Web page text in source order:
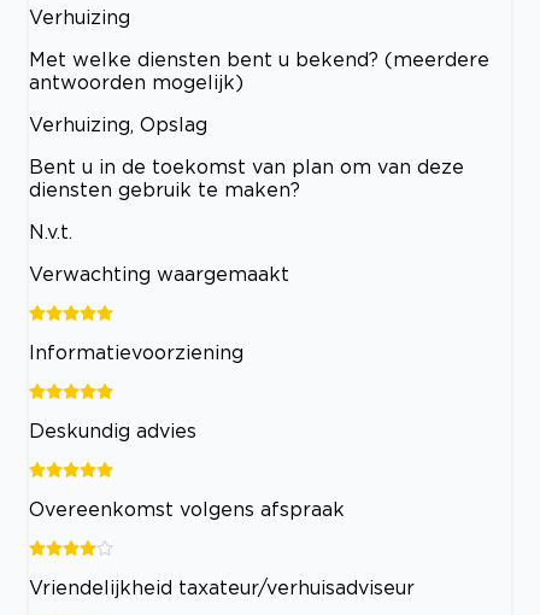
Verhuizing
Met welke diensten bent u bekend? (meerdere
antwoorden mogelijk)
Verhuizing, Opslag
Bent u in de toekomst van plan om van deze
diensten gebruik te maken?
N.v.t.
Verwachting waargemaakt
Informatievoorziening
Deskundig advies
Overeenkomst volgens afspraak
Vriendelijkheid taxateur/verhuisadviseur